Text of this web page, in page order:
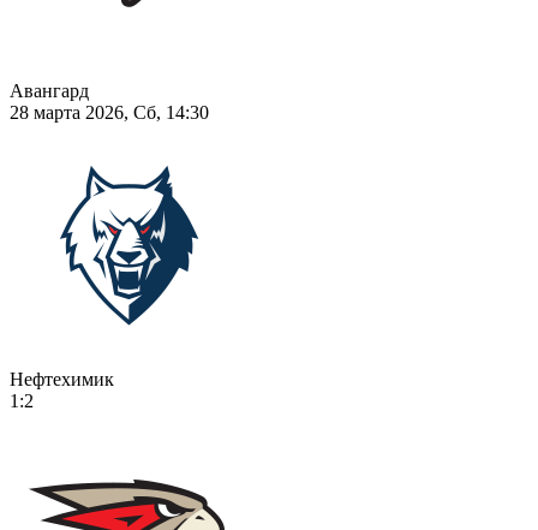
Авангард
28 марта 2026, Сб, 14:30
Нефтехимик
1:2